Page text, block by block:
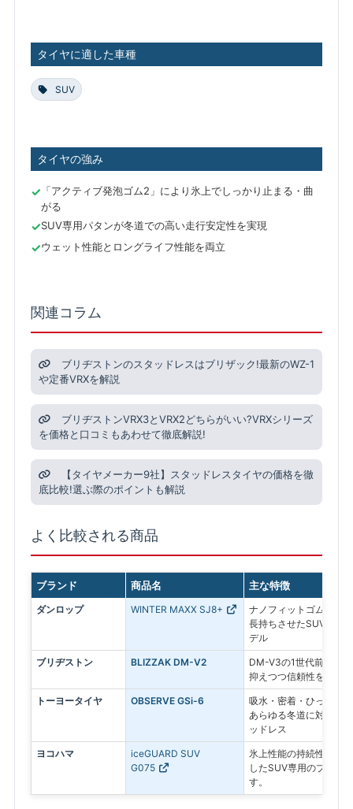
タイヤに適した車種
SUV
タイヤの強み
「アクティブ発泡ゴム2」により氷上でしっかり止まる・曲
がる
SUV専用パタンが冬道での高い走行安定性を実現
ウェット性能とロングライフ性能を両立
関連コラム
ブリヂストンのスタッドレスはブリザック!最新のWZ-1
や定番VRXを解説
ブリヂストンVRX3とVRX2どちらがいい?VRXシリーズ
を価格と口コミもあわせて徹底解説!
【タイヤメーカー9社】スタッドレスタイヤの価格を徹
底比較!選ぶ際のポイントも解説
よく比較される商品
ブランド 商品名 主な特徴
ダンロップ WINTER MAXX SJ8+
ナノフィットゴムを採
長持ちさせたSUV専用
デル
ブリヂストン BLIZZAK DM-V2
DM-V3の1世代前のモ
抑えつつ信頼性を求め
トーヨータイヤ OBSERVE GSi-6
吸水・密着・ひっかき
あらゆる冬道に対応す
ッドレス
ヨコハマ
iceGUARD SUV
G075
氷上性能の持続性と、
したSUV専用のプレミ
す。